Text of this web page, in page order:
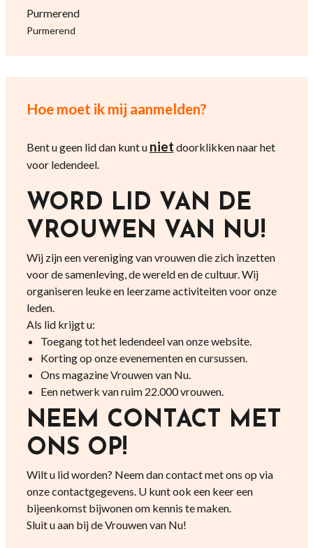
Purmerend
Purmerend
Hoe moet ik mij aanmelden?
Bent u geen lid dan kunt u niet doorklikken naar het
voor ledendeel.
WORD LID VAN DE
VROUWEN VAN NU!
Wij zijn een vereniging van vrouwen die zich inzetten
voor de samenleving, de wereld en de cultuur. Wij
organiseren leuke en leerzame activiteiten voor onze
leden.
Als lid krijgt u:
Toegang tot het ledendeel van onze website.
Korting op onze evenementen en cursussen.
Ons magazine Vrouwen van Nu.
Een netwerk van ruim 22.000 vrouwen.
NEEM CONTACT MET
ONS OP!
Wilt u lid worden? Neem dan contact met ons op via
onze contactgegevens. U kunt ook een keer een
bijeenkomst bijwonen om kennis te maken.
Sluit u aan bij de Vrouwen van Nu!